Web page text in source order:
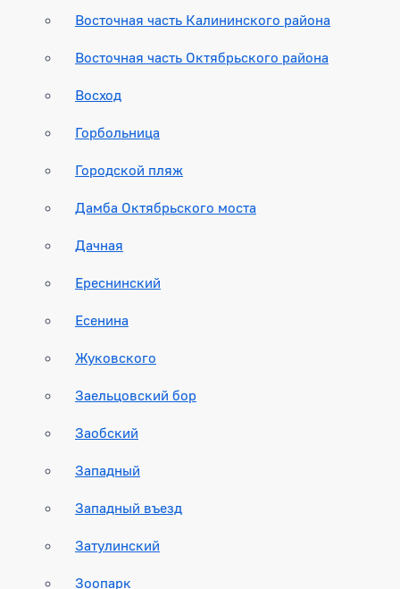
Восточная часть Калининского района
Восточная часть Октябрьского района
Восход
Горбольница
Городской пляж
Дамба Октябрьского моста
Дачная
Ереснинский
Есенина
Жуковского
Заельцовский бор
Заобский
Западный
Западный въезд
Затулинский
Зоопарк